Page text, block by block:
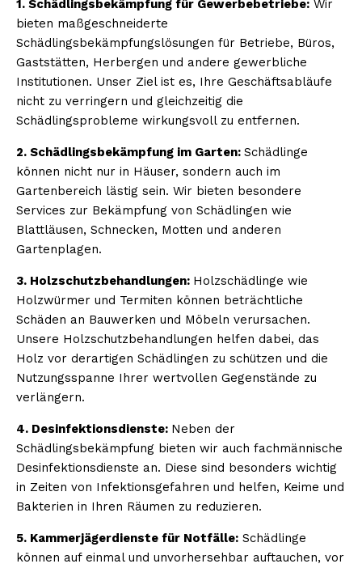
1. Schädlingsbekämpfung für Gewerbebetriebe: Wir
bieten maßgeschneiderte
Schädlingsbekämpfungslösungen für Betriebe, Büros,
Gaststätten, Herbergen und andere gewerbliche
Institutionen. Unser Ziel ist es, Ihre Geschäftsabläufe
nicht zu verringern und gleichzeitig die
Schädlingsprobleme wirkungsvoll zu entfernen.
2. Schädlingsbekämpfung im Garten: Schädlinge
können nicht nur in Häuser, sondern auch im
Gartenbereich lästig sein. Wir bieten besondere
Services zur Bekämpfung von Schädlingen wie
Blattläusen, Schnecken, Motten und anderen
Gartenplagen.
3. Holzschutzbehandlungen: Holzschädlinge wie
Holzwürmer und Termiten können beträchtliche
Schäden an Bauwerken und Möbeln verursachen.
Unsere Holzschutzbehandlungen helfen dabei, das
Holz vor derartigen Schädlingen zu schützen und die
Nutzungsspanne Ihrer wertvollen Gegenstände zu
verlängern.
4. Desinfektionsdienste: Neben der
Schädlingsbekämpfung bieten wir auch fachmännische
Desinfektionsdienste an. Diese sind besonders wichtig
in Zeiten von Infektionsgefahren und helfen, Keime und
Bakterien in Ihren Räumen zu reduzieren.
5. Kammerjägerdienste für Notfälle: Schädlinge
können auf einmal und unvorhersehbar auftauchen, vor